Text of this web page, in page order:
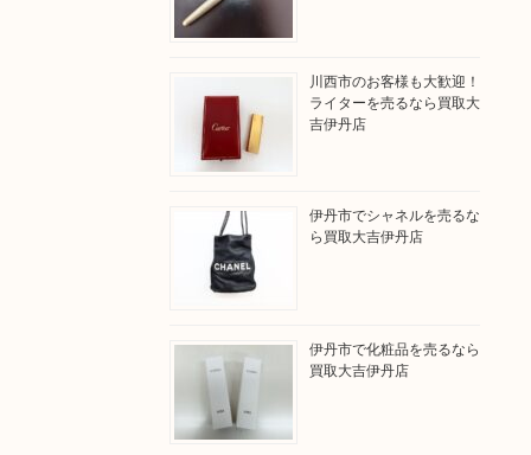
川西市のお客様も大歓迎！
ライターを売るなら買取大
吉伊丹店
伊丹市でシャネルを売るな
ら買取大吉伊丹店
伊丹市で化粧品を売るなら
買取大吉伊丹店